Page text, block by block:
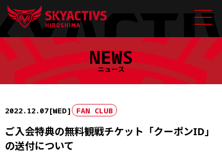
Skip
to
content
NEWS
ニュース
2022.12.07[WED] FAN CLUB
ご入会特典の無料観戦チケット「クーポンID」
の送付について